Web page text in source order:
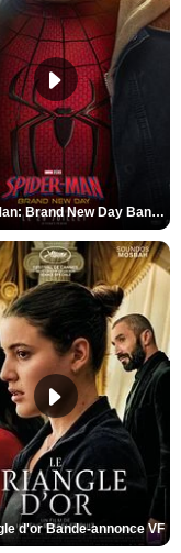
Spider-Man: Brand New Day Bande-annonce VO STFR
d'or Bande-annonce VF